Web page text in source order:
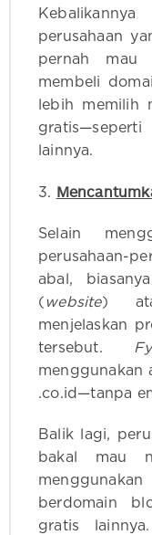
perusahaan
pernah mau
membeli
lebih memilih
gratis—seperti
lainnya.
3.
Selain
perusahaan-
abal,
(website)
menjelaskan
tersebut.
menggunakan
.co.id—tanpa
Balik lagi,
bakal mau
berdomain
gratis